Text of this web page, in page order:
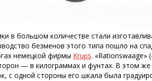
в большом количестве стали
безменов этого типа пошло на
немецкой фирмы Krups. «Rationswaage»
— в килограммах и фунтах. В этом
с одной стороны его шкала была